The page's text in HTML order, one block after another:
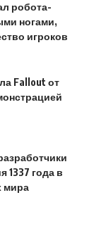
робота-
ногами,
игроков
Fallout от
1337 года в
мира